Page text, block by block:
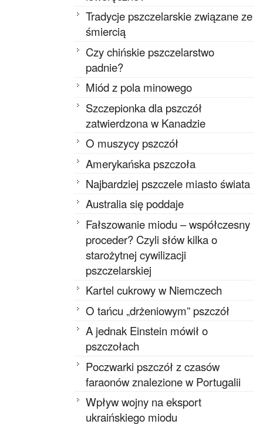
Tradycje pszczelarskie związane ze
śmiercią
Czy chińskie pszczelarstwo
padnie?
Miód z pola minowego
Szczepionka dla pszczół
zatwierdzona w Kanadzie
O muszycy pszczół
Amerykańska pszczoła
Najbardziej pszczele miasto świata
Australia się poddaje
Fałszowanie miodu – współczesny
proceder? Czyli słów kilka o
starożytnej cywilizacji
pszczelarskiej
Kartel cukrowy w Niemczech
O tańcu „drżeniowym” pszczół
A jednak Einstein mówił o
pszczołach
Poczwarki pszczół z czasów
faraonów znalezione w Portugalii
Wpływ wojny na eksport
ukraińskiego miodu